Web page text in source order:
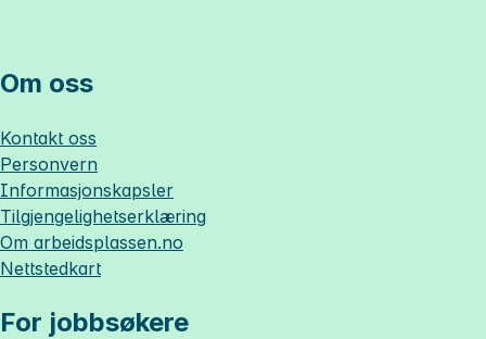
Om oss
Kontakt oss
Personvern
Informasjonskapsler
Tilgjengelighetserklæring
Om arbeidsplassen.no
Nettstedkart
For jobbsøkere